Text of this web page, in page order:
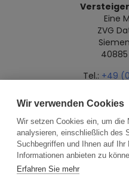
Eine
ZVG
Tel.: +49
Datenschutz
Wir verwenden Cookies
Wir setzen Cookies ein, um die
analysieren, einschließlich des
Suchbegriffen und Ihnen auf
Informationen anbieten zu
Erfahren Sie mehr